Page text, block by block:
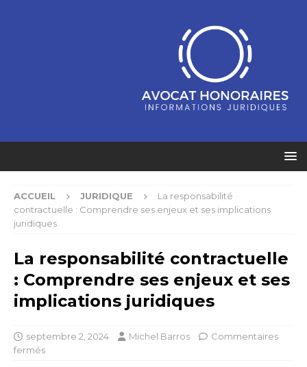
ACCUEIL JURIDIQUE
La responsabilité
contractuelle : Comprendre ses enjeux et ses implications
juridiques
La responsabilité contractuelle
: Comprendre ses enjeux et ses
implications juridiques
septembre 2, 2024 Michel Barros
Commentaires
fermés